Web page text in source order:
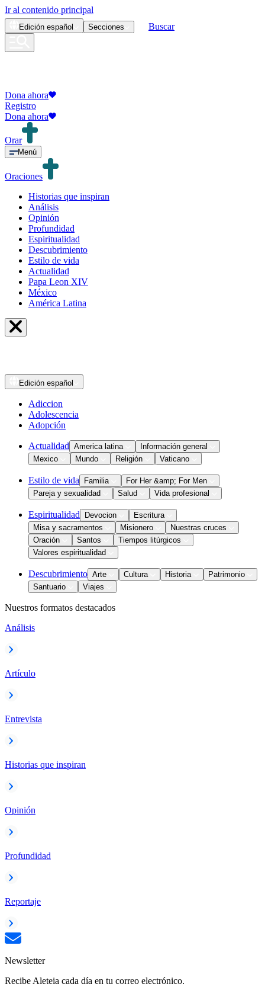
Ir al contenido principal
Edición español Secciones Buscar
Dona ahora
Registro
Dona ahora
Orar
Menú
Oraciones
Historias que inspiran
Análisis
Opinión
Profundidad
Espiritualidad
Descubrimiento
Estilo de vida
Actualidad
Papa Leon XIV
México
América Latina
Edición español
Adiccion
Adolescencia
Adopción
Actualidad America latina
Información general
Mexico
Mundo Religión Vaticano
Estilo de vida Familia
For Her &amp; For Men
Pareja y sexualidad
Salud Vida profesional
Espiritualidad Devocion
Escritura
Misa y sacramentos
Misionero
Nuestras cruces
Oración
Santos
Tiempos litúrgicos
Valores espiritualidad
Descubrimiento Arte Cultura Historia
Patrimonio
Santuario
Viajes
Nuestros formatos destacados
Análisis
Artículo
Entrevista
Historias que inspiran
Opinión
Profundidad
Reportaje
Newsletter
Recibe Aleteia cada día en tu correo electrónico.